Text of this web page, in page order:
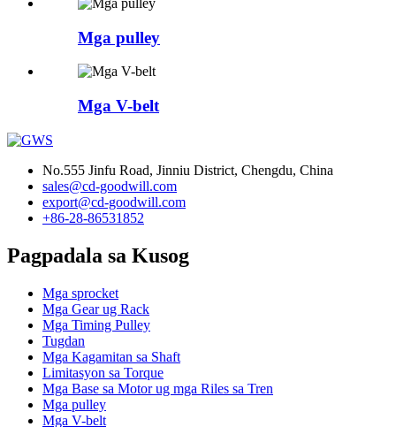
Mga pulley
Mga V-belt
No.555 Jinfu Road, Jinniu District, Chengdu, China
sales@cd-goodwill.com
export@cd-goodwill.com
+86-28-86531852
Pagpadala sa Kusog
Mga sprocket
Mga Gear ug Rack
Mga Timing Pulley
Tugdan
Mga Kagamitan sa Shaft
Limitasyon sa Torque
Mga Base sa Motor ug mga Riles sa Tren
Mga pulley
Mga V-belt